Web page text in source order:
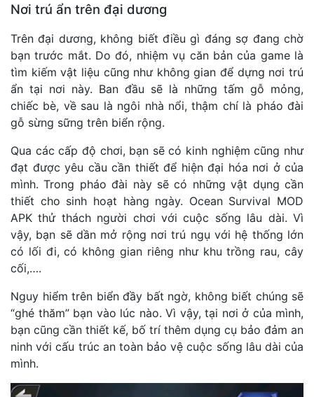
Nơi trú ẩn trên đại dương
Trên đại dương, không biết điều gì đáng sợ đang chờ
bạn trước mắt. Do đó, nhiệm vụ căn bản của game là
tìm kiếm vật liệu cũng như không gian để dựng nơi trú
ẩn tại nơi này. Ban đầu sẽ là những tấm gỗ mỏng,
chiếc bè, về sau là ngôi nhà nổi, thậm chí là pháo đài
gỗ sừng sững trên biển rộng.
Qua các cấp độ chơi, bạn sẽ có kinh nghiệm cũng như
đạt được yêu cầu cần thiết để hiện đại hóa nơi ở của
mình. Trong pháo đài này sẽ có những vật dụng cần
thiết cho sinh hoạt hàng ngày. Ocean Survival MOD
APK thử thách người chơi với cuộc sống lâu dài. Vì
vậy, bạn sẽ dần mở rộng nơi trú ngụ với hệ thống lớn
có lối đi, có không gian riêng như khu trồng rau, cây
cối,….
Nguy hiểm trên biển đầy bất ngờ, không biết chúng sẽ
“ghé thăm” bạn vào lúc nào. Vì vậy, tại nơi ở của mình,
bạn cũng cần thiết kế, bố trí thêm dụng cụ bảo đảm an
ninh với cấu trúc an toàn bảo vệ cuộc sống lâu dài của
mình.